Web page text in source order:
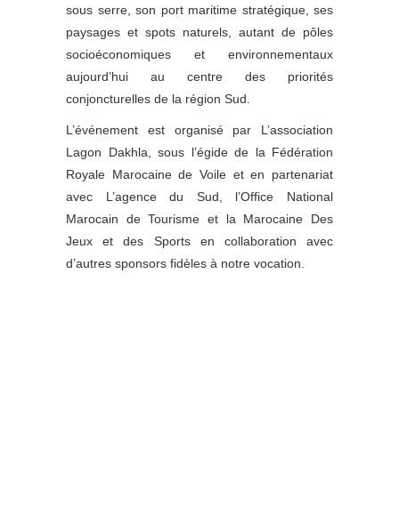
sous serre, son port maritime stratégique, ses
paysages et spots naturels, autant de pôles
socioéconomiques et environnementaux
aujourd’hui au centre des priorités
conjoncturelles de la région Sud.
L’événement est organisé par L’association
Lagon Dakhla, sous l’égide de la Fédération
Royale Marocaine de Voile et en partenariat
avec L’agence du Sud, l’Office National
Marocain de Tourisme et la Marocaine Des
Jeux et des Sports en collaboration avec
d’autres sponsors fidèles à notre vocation.